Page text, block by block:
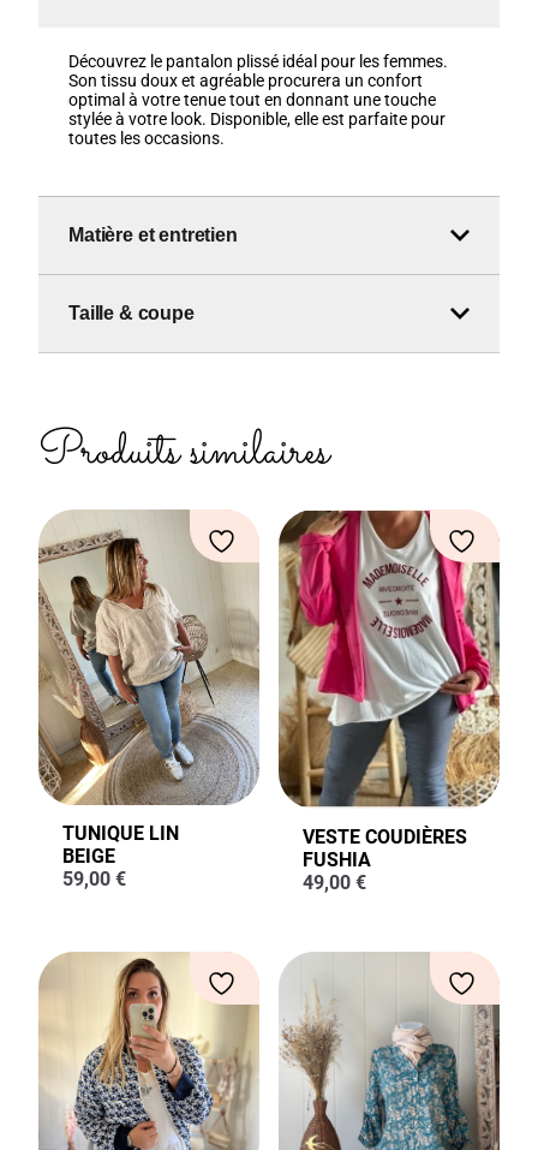
Découvrez le pantalon plissé idéal pour les femmes.
Son tissu doux et agréable procurera un confort
optimal à votre tenue tout en donnant une touche
stylée à votre look. Disponible, elle est parfaite pour
toutes les occasions.
Matière et entretien
Taille & coupe
Produits similaires
TUNIQUE LIN
BEIGE
59,00 €
VESTE COUDIÈRES
FUSHIA
49,00 €